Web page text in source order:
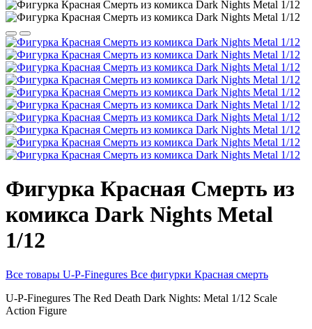
Фигурка Красная Смерть из
комикса Dark Nights Metal
1/12
Все товары U-P-Finegures Все фигурки Красная смерть
U-P-Finegures The Red Death Dark Nights: Metal 1/12 Scale
Action Figure